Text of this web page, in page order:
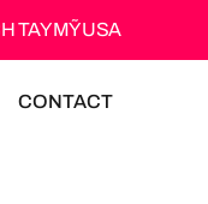
TAY MỸ USA
CONTACT